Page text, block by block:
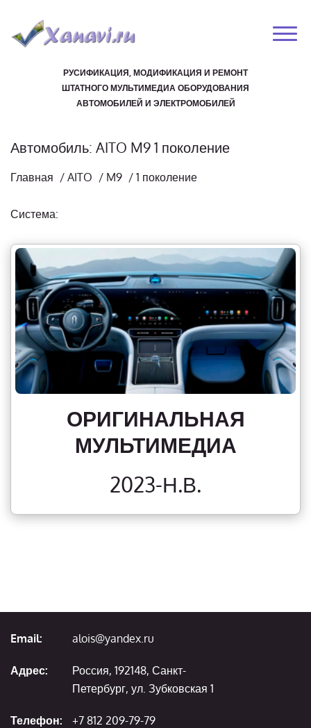
РУСИФИКАЦИЯ, МОДИФИКАЦИЯ И РЕМОНТ
ШТАТНОГО МУЛЬТИМЕДИА ОБОРУДОВАНИЯ
АВТОМОБИЛЕЙ И ЭЛЕКТРОМОБИЛЕЙ
Автомобиль: AITO M9 1 поколение
Главная / AITO / M9 / 1 поколение
Система:
ОРИГИНАЛЬНАЯ
МУЛЬТИМЕДИА
2023-Н.В.
Email: alois@yandex.ru
Адрес:
Россия, 192148, Санкт-
Петербург, ул. Зубковская 1
Телефон: +7 812 209-79-79